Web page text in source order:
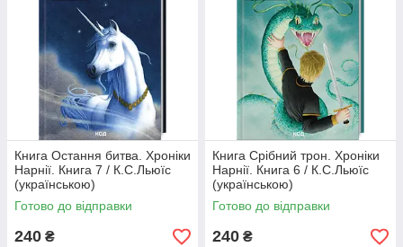
Книга Остання битва. Хроніки
Нарнії. Книга 7 / К.С.Льюїс
(українською)
Готово до відправки
240 ₴
Книга Срібний трон. Хроніки
Нарнії. Книга 6 / К.С.Льюїс
(українською)
Готово до відправки
240 ₴